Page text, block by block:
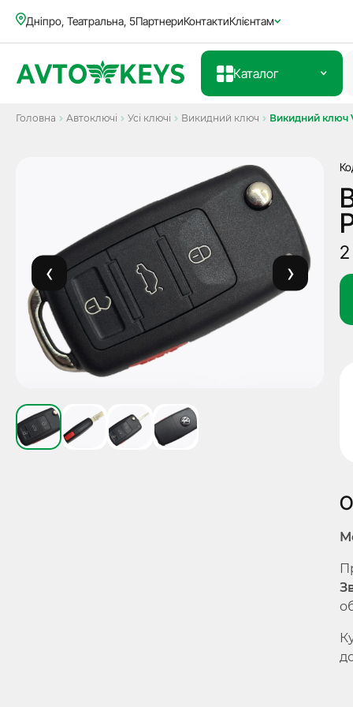
Дніпро, Театральна, 5ПартнериКонтактиКлієнтам
Каталог
Головна Автоключі Усі ключі Викидний ключ Викидний ключ